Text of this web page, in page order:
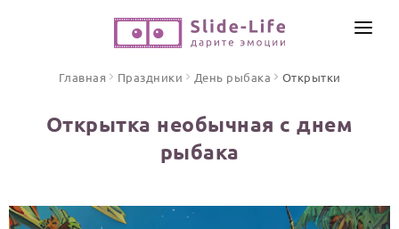
Песни поздравления
ИНСТРУМЕНТЫ
ЦЕНЫ
Главная Праздники День рыбака Открытки
Открытка необычная с днем
рыбака